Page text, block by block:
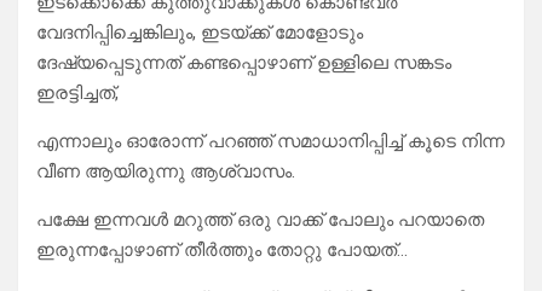
വേദനിപ്പിച്ചെങ്കിലും, ഇടയ്ക്ക് മോളോടും
ദേഷ്യപ്പെടുന്നത് കണ്ടപ്പൊഴാണ് ഉള്ളിലെ സങ്കടം
ഇരട്ടിച്ചത്,
എന്നാലും ഓരോന്ന് പറഞ്ഞ് സമാധാനിപ്പിച്ച് കൂടെ നിന്ന
വീണ ആയിരുന്നു ആശ്വാസം.
പക്ഷേ ഇന്നവൾ മറുത്ത് ഒരു വാക്ക് പോലും പറയാതെ
ഇരുന്നപ്പോഴാണ് തീർത്തും തോറ്റു പോയത്…